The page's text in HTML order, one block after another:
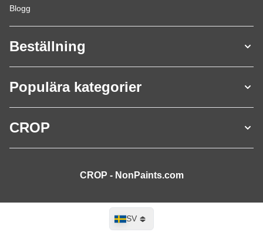
Blogg
Beställning
Populära kategorier
CROP
CROP - NonPaints.com
SV